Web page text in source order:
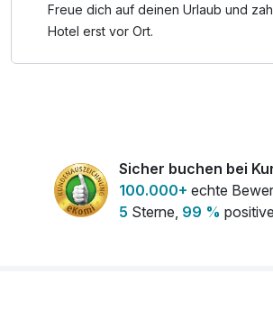
Kraft der Natur beim Nordic Walking.
angehen möchte, kann sich in der
wie Bädern & Seen, Tierparks, Outdoor-
Museen
Freue dich auf deinen Urlaub und
Hotel erst vor Ort.
Sicher buchen bei
100.000+ echte
5 Sterne, 99 %